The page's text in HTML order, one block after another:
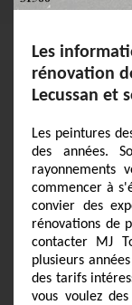
Les
rénovation
Lecussan et
Les peintures
des années.
rayonnements
commencer à
convier des
rénovations de
contacter MJ
plusieurs
des tarifs
vous voulez